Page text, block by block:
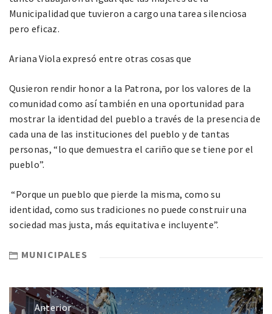
Municipalidad que tuvieron a cargo una tarea silenciosa
pero eficaz.
Ariana Viola expresó entre otras cosas que
Qusieron rendir honor a la Patrona, por los valores de la
comunidad como así también en una oportunidad para
mostrar la identidad del pueblo a través de la presencia de
cada una de las instituciones del pueblo y de tantas
personas, “lo que demuestra el cariño que se tiene por el
pueblo”.
“Porque un pueblo que pierde la misma, como su
identidad, como sus tradiciones no puede construir una
sociedad mas justa, más equitativa e incluyente”.
MUNICIPALES
Anterior